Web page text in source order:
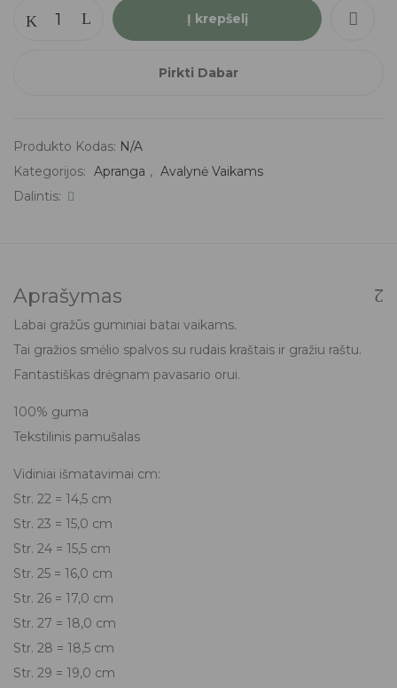
Į krepšelį
Pirkti Dabar
Produkto Kodas: N/A
Kategorijos: Apranga , Avalynė Vaikams
Dalintis:
Aprašymas
Labai gražūs guminiai batai vaikams.
Tai gražios smėlio spalvos su rudais kraštais ir gražiu raštu.
Fantastiškas drėgnam pavasario orui.
100% guma
Tekstilinis pamušalas
Vidiniai išmatavimai cm:
Str. 22 = 14,5 cm
Str. 23 = 15,0 cm
Str. 24 = 15,5 cm
Str. 25 = 16,0 cm
Str. 26 = 17,0 cm
Str. 27 = 18,0 cm
Str. 28 = 18,5 cm
Str. 29 = 19,0 cm